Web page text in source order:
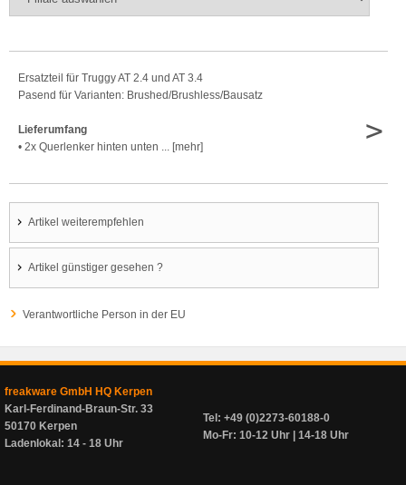
Ersatzteil für Truggy AT 2.4 und AT 3.4
Pasend für Varianten: Brushed/Brushless/Bausatz
Lieferumfang
• 2x Querlenker hinten unten ... [mehr]
>
Artikel weiterempfehlen
Artikel günstiger gesehen ?
Verantwortliche Person in der EU
freakware GmbH HQ Kerpen
Karl-Ferdinand-Braun-Str. 33
50170 Kerpen
Ladenlokal: 14 - 18 Uhr
Tel: +49 (0)2273-60188-0
Mo-Fr: 10-12 Uhr | 14-18 Uhr